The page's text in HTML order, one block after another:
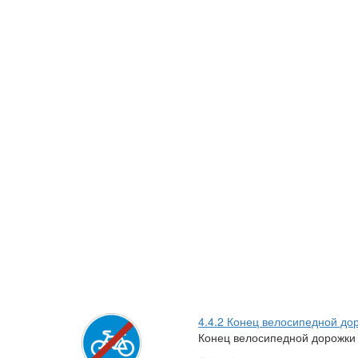
4.4.2 Конец велосипедной
Конец велосипедной дорожки